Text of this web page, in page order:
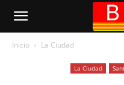
Inicio La Ciudad
La Ciudad